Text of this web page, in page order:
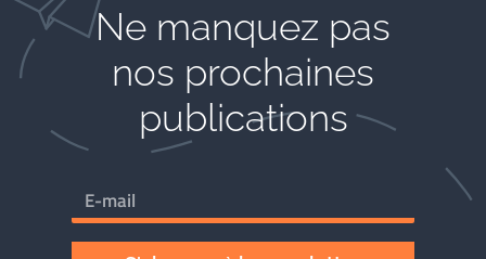
Ne manquez pas
nos prochaines
publications